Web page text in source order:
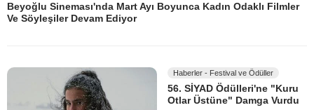
Beyoğlu Sineması'nda Mart Ayı Boyunca Kadın Odaklı Filmler
Ve Söyleşiler Devam Ediyor
Haberler - Festival ve Ödüller
56. SİYAD Ödülleri'ne "Kuru
Otlar Üstüne" Damga Vurdu